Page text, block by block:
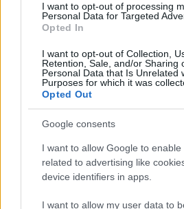
I want to opt-out of processing
Personal Data for Targeted
Opted In
I want to opt-out of Collection,
Retention, Sale, and/or Sharing
Personal Data that Is Unrelated
Purposes for which it was
Opted Out
Google consents
I want to allow Google to enable
related to advertising like
device identifiers in apps.
I want to allow my user data to
Ez a 3 népszerű kerti növény
értékét is csökkentheti